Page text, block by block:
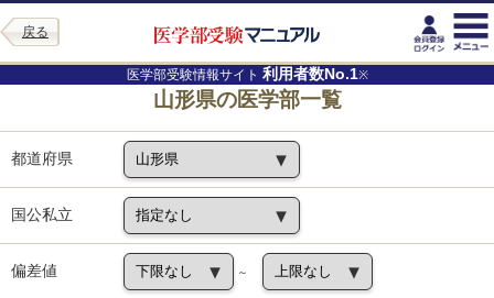
戻る
医学部受験情報サイト 利用者数No.1※
山形県の医学部一覧
都道府県
国公私立
偏差値 ～